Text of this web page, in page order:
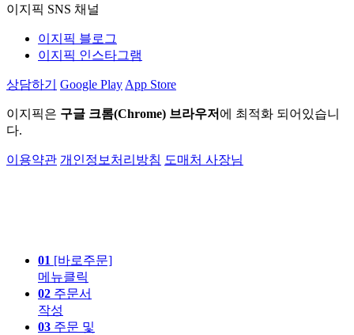
이지픽 SNS 채널
이지픽 블로그
이지픽 인스타그램
상담하기 Google Play App Store
이지픽은 구글 크롬(Chrome) 브라우저 에 최적화 되어있습니
다.
이용약관 개인정보처리방침 도매처 사장님
01 [바로주문]
메뉴클릭
02 주문서
작성
03 주문 및